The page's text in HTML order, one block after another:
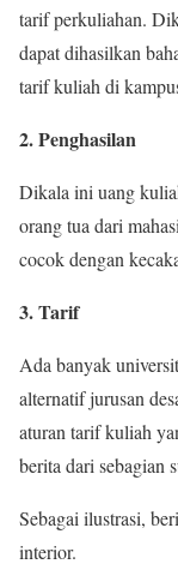
tarif perkuliahan.
dapat dihasilkan
tarif kuliah di
2. Penghasilan
Dikala ini uang
orang tua dari
cocok dengan
3. Tarif
Ada banyak
alternatif jurusan
aturan tarif kuliah
berita dari sebagian
Sebagai ilustrasi,
interior.